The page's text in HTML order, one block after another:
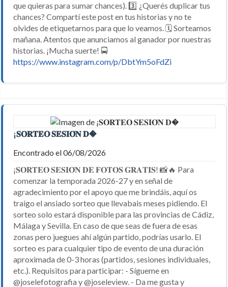
que quieras para sumar chances). 3️⃣ ¿Querés duplicar tus
chances? Compartí este post en tus historias y no te
olvides de etiquetarnos para que lo veamos. 🗓️ Sorteamos
mañana. Atentos que anunciamos al ganador por nuestras
historias. ¡Mucha suerte! 🚍
https://www.instagram.com/p/DbtYm5oFdZi
¡𝐒𝐎𝐑𝐓𝐄𝐎 𝐒𝐄𝐒𝐈𝐎́𝐍 𝐃�
Encontrado el 06/08/2026
¡𝐒𝐎𝐑𝐓𝐄𝐎 𝐒𝐄𝐒𝐈𝐎́𝐍 𝐃𝐄 𝐅𝐎𝐓𝐎𝐒 𝐆𝐑𝐀𝐓𝐈𝐒! 📸🔥 Para
comenzar la temporada 2026-27 y en señal de
agradecimiento por el apoyo que me brindáis, aquí os
traigo el ansiado sorteo que llevabais meses pidiendo. El
sorteo solo estará disponible para las provincias de Cádiz,
Málaga y Sevilla. En caso de que seas de fuera de esas
zonas pero juegues ahí algún partido, podrías usarlo. El
sorteo es para cualquier tipo de evento de una duración
aproximada de 0-3 horas (partidos, sesiones individuales,
etc.). Requisitos para participar: - Sígueme en
@joselefotografia y @joseleview. - Da me gusta y